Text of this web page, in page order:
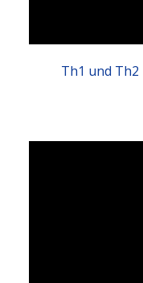
Th1 und Th2